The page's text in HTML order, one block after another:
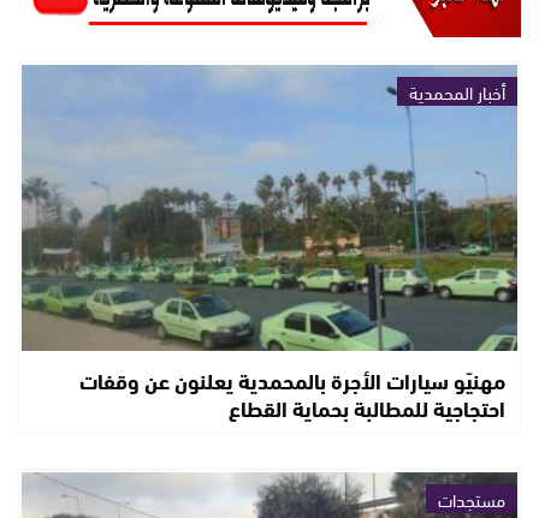
أخبار المحمدية
مهنيّو سيارات الأجرة بالمحمدية يعلنون عن وقفات
احتجاجية للمطالبة بحماية القطاع
مستجدات